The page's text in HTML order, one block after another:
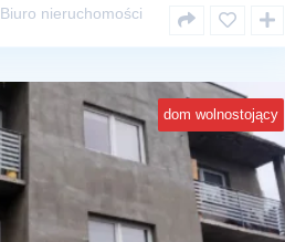
Biuro nieruchomości
dom wolnostojący